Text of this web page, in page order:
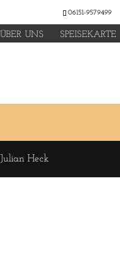
06151-9579499
ÜBER UNS SPEISEKARTE
Heck